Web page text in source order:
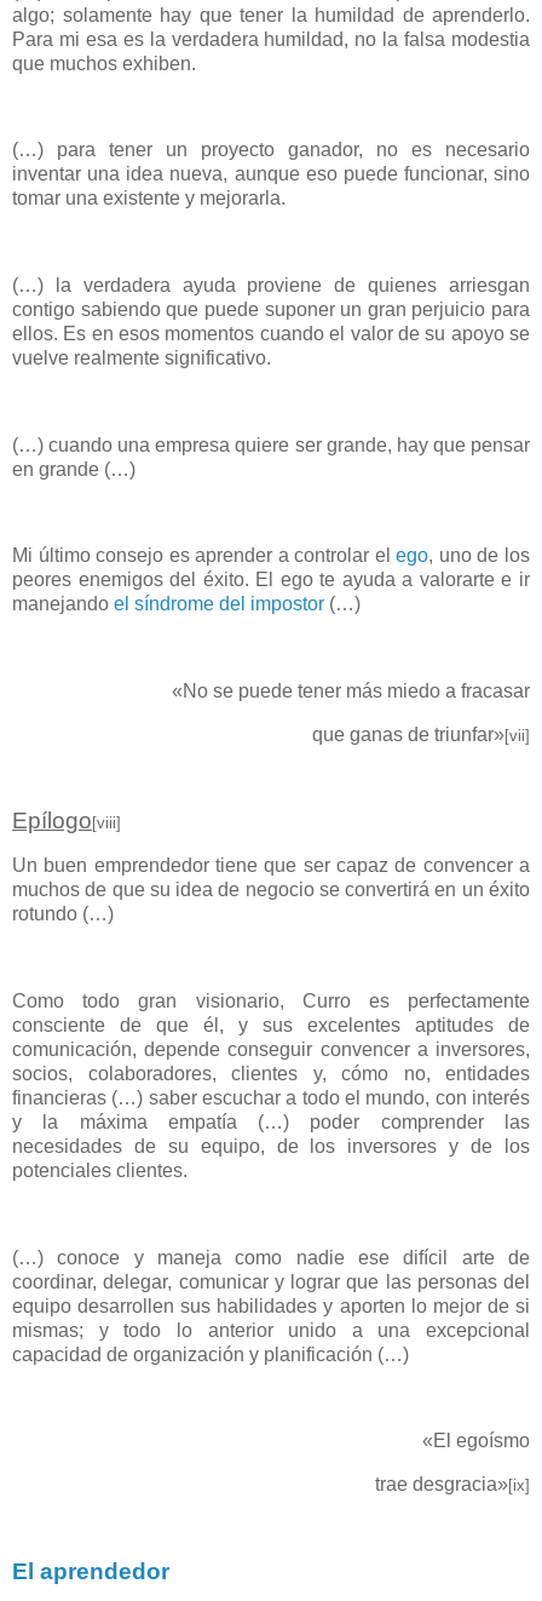
algo; solamente hay que tener la humildad de aprenderlo.
Para mi esa es la verdadera humildad, no la falsa modestia
que muchos exhiben.
(…) para tener un proyecto ganador, no es necesario
inventar una idea nueva, aunque eso puede funcionar, sino
tomar una existente y mejorarla.
(…) la verdadera ayuda proviene de quienes arriesgan
contigo sabiendo que puede suponer un gran perjuicio para
ellos. Es en esos momentos cuando el valor de su apoyo se
vuelve realmente significativo.
(…) cuando una empresa quiere ser grande, hay que pensar
en grande (…)
Mi último consejo es aprender a controlar elego, uno de los
peores enemigos del éxito. El ego te ayuda a valorarte e ir
manejando el síndrome del impostor (…)
«No se puede tener más miedo a fracasar
que ganas de triunfar»[vii]
Epílogo [viii]
Un buen emprendedor tiene que ser capaz de convencer a
muchos de que su idea de negocio se convertirá en un éxito
rotundo (…)
Como todo gran visionario, Curro es perfectamente
consciente de que él, y sus excelentes aptitudes de
comunicación, depende conseguir convencer a inversores,
socios, colaboradores, clientes y, cómo no, entidades
financieras (…) saber escuchar a todo el mundo, con interés
y la máxima empatía (…) poder comprender las
necesidades de su equipo, de los inversores y de los
potenciales clientes.
(…) conoce y maneja como nadie ese difícil arte de
coordinar, delegar, comunicar y lograr que las personas del
equipo desarrollen sus habilidades y aporten lo mejor de si
mismas; y todo lo anterior unido a una excepcional
capacidad de organización y planificación (…)
«El egoísmo
trae desgracia»[ix]
El aprendedor